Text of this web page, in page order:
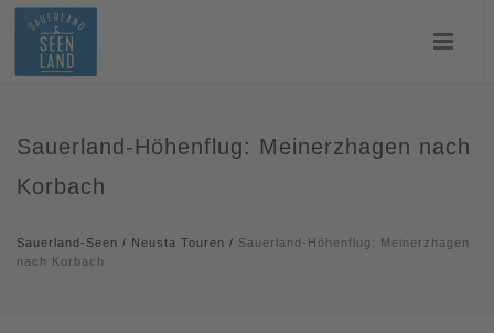
Sauerland-Höhenflug: Meinerzhagen nach
Korbach
Sauerland-Seen / Neusta Touren / Sauerland-Höhenflug: Meinerzhagen
nach Korbach